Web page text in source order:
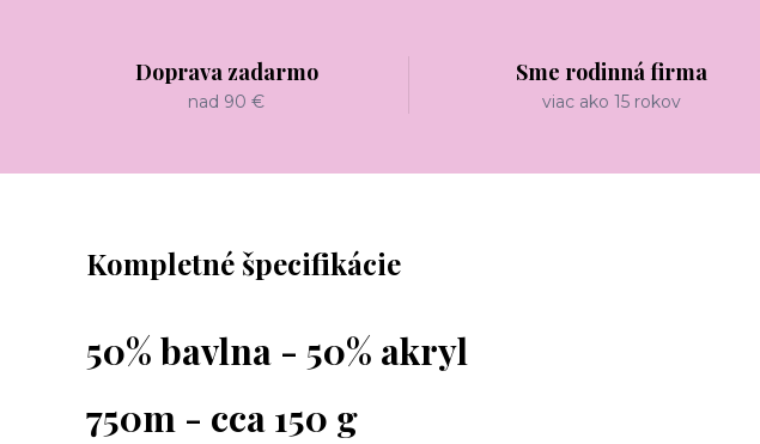
Doprava zadarmo
nad 90 €
Sme rodinná firma
viac ako 15 rokov
Kompletné špecifikácie
50% bavlna - 50% akryl
750m - cca 150 g